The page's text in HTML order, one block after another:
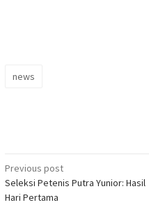
news
Post
navigation
Previous post
Seleksi Petenis Putra Yunior: Hasil
Hari Pertama